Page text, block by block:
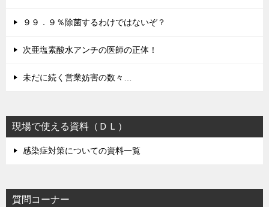
９９．９％除菌するわけではないぞ？
次亜塩素酸水アンチの医師の正体！
未だに続く営業妨害の数々…
現場で使える資料（ＤＬ）
感染症対策についての資料一覧
質問コーナー